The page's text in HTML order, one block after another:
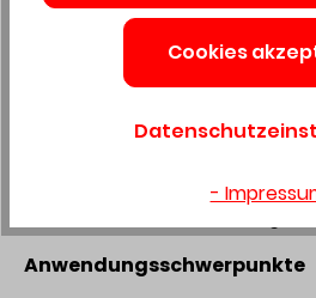
Einfach mobil: Der TXS 18
Systainer³ – und kann so
Transport von der
integriert werden
abschaltung für exaktes
Anwendungsschwerpunkte
Cookies
-